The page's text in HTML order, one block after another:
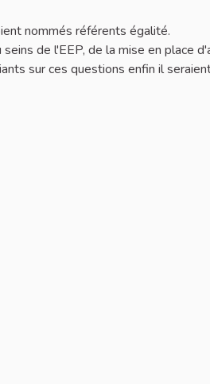
nommés référents égalité.
de l'EEP, de la mise en place
sur ces questions enfin il